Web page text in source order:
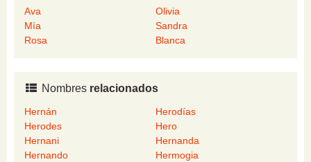
Ava
Olivia
Mía
Sandra
Rosa
Blanca
Nombres relacionados
Hernán
Herodías
Herodes
Hero
Hernani
Hernanda
Hernando
Hermogia